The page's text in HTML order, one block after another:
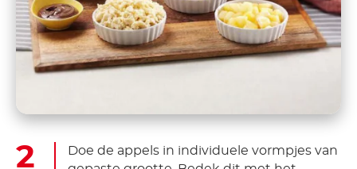
Doe de appels in individuele vormpjes van